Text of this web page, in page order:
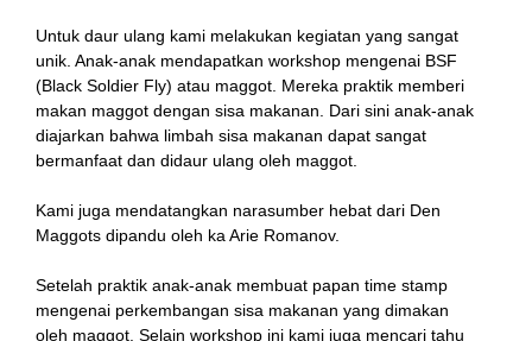
Untuk daur ulang kami melakukan kegiatan yang sangat
unik. Anak-anak mendapatkan workshop mengenai BSF
(Black Soldier Fly) atau maggot. Mereka praktik memberi
makan maggot dengan sisa makanan. Dari sini anak-anak
diajarkan bahwa limbah sisa makanan dapat sangat
bermanfaat dan didaur ulang oleh maggot.
Kami juga mendatangkan narasumber hebat dari Den
Maggots dipandu oleh ka Arie Romanov.
Setelah praktik anak-anak membuat papan time stamp
mengenai perkembangan sisa makanan yang dimakan
oleh maggot. Selain workshop ini kami juga mencari tahu